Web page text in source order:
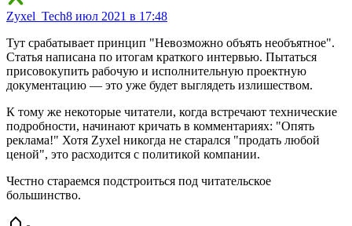
Zyxel_Tech8 июл 2021 в 17:48
Тут срабатывает принцип "Невозможно объять необъятное".
Статья написана по итогам краткого интервью. Пытаться
присовокупить рабочую и исполнительную проектную
документацию — это уже будет выглядеть излишеством.
К тому же некоторые читатели, когда встречают технические
подробности, начинают кричать в комментариях: "Опять
реклама!" Хотя Zyxel никогда не старался "продать любой
ценой", это расходится с политикой компании.
Честно стараемся подстроиться под читательское
большинство.